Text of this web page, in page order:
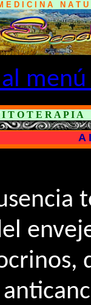
E D I C I N A N A T
I T O T E R A P I
A